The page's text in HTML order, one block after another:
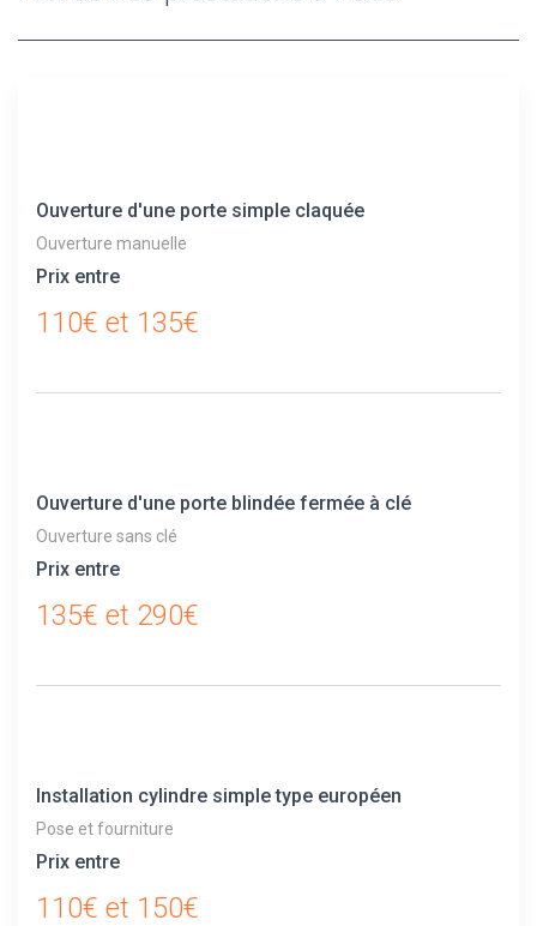
Ouverture d'une porte simple claquée
Ouverture manuelle
Prix entre
110€ et 135€
Ouverture d'une porte blindée fermée à clé
Ouverture sans clé
Prix entre
135€ et 290€
Installation cylindre simple type européen
Pose et fourniture
Prix entre
110€ et 150€